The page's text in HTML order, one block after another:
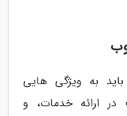
به ویژگی هایی
ارائه خدمات، و